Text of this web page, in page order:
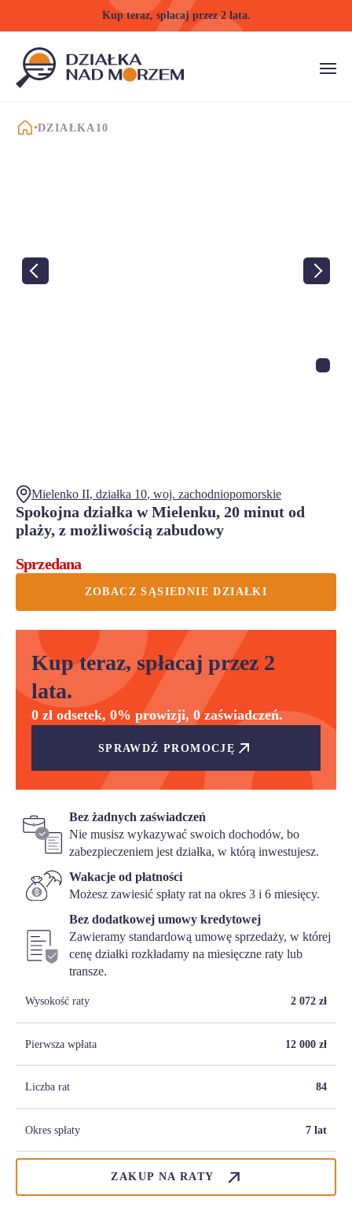
Kup teraz, spłacaj przez 2 lata.
STRONA GŁÓWNA
DZIAŁKA10
Mielenko II, działka 10, woj. zachodniopomorskie
Spokojna działka w Mielenku, 20 minut od
plaży, z możliwością zabudowy
Sprzedana
ZOBACZ SĄSIEDNIE DZIAŁKI
Kup teraz, spłacaj przez 2
lata.
0 zł odsetek, 0% prowizji, 0 zaświadczeń.
SPRAWDŹ PROMOCJĘ
Bez żadnych zaświadczeń
Nie musisz wykazywać swoich dochodów, bo
zabezpieczeniem jest działka, w którą inwestujesz.
Wakacje od płatności
Możesz zawiesić spłaty rat na okres 3 i 6 miesięcy.
Bez dodatkowej umowy kredytowej
Zawieramy standardową umowę sprzedaży, w której
cenę działki rozkładamy na miesięczne raty lub
transze.
Wysokość raty 2 072 zł
Pierwsza wpłata 12 000 zł
Liczba rat 84
Okres spłaty 7 lat
ZAKUP NA RATY